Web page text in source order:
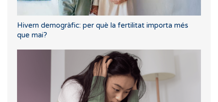
Hivern demogràfic: per què la fertilitat importa més
que mai?